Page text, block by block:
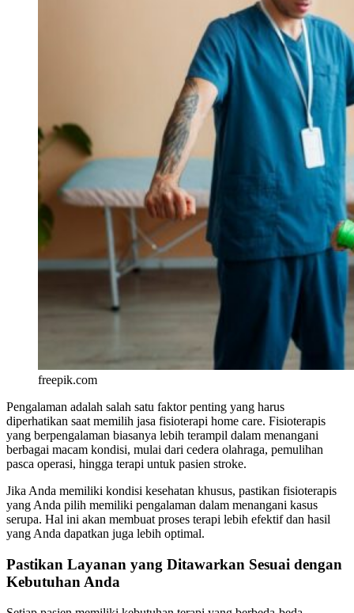
freepik.com
Pengalaman adalah salah satu faktor penting yang harus
diperhatikan saat memilih jasa fisioterapi home care. Fisioterapis
yang berpengalaman biasanya lebih terampil dalam menangani
berbagai macam kondisi, mulai dari cedera olahraga, pemulihan
pasca operasi, hingga terapi untuk pasien stroke.
Jika Anda memiliki kondisi kesehatan khusus, pastikan fisioterapis
yang Anda pilih memiliki pengalaman dalam menangani kasus
serupa. Hal ini akan membuat proses terapi lebih efektif dan hasil
yang Anda dapatkan juga lebih optimal.
Pastikan Layanan yang Ditawarkan Sesuai dengan
Kebutuhan Anda